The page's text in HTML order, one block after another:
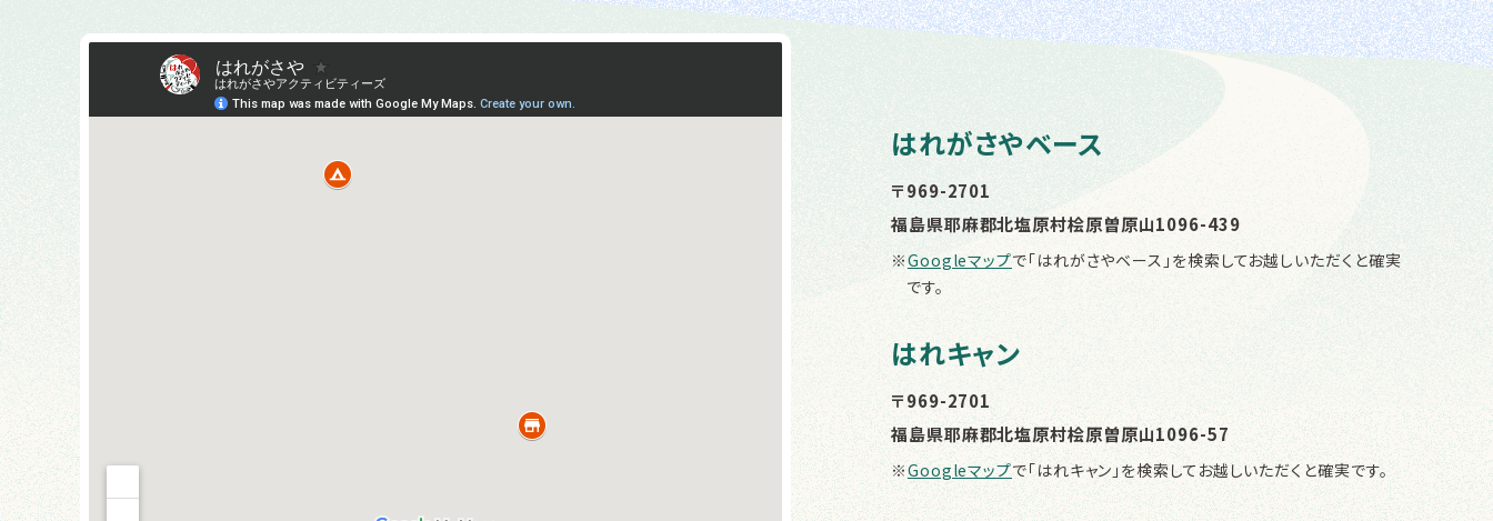
はれがさやベース
〒969-2701
福島県耶麻郡北塩原村桧原曽原山1096-439
※Googleマップで「はれがさやベース」を検索してお越しいただくと確実
です。
はれキャン
〒969-2701
福島県耶麻郡北塩原村桧原曽原山1096-57
※Googleマップで「はれキャン」を検索してお越しいただくと確実です。